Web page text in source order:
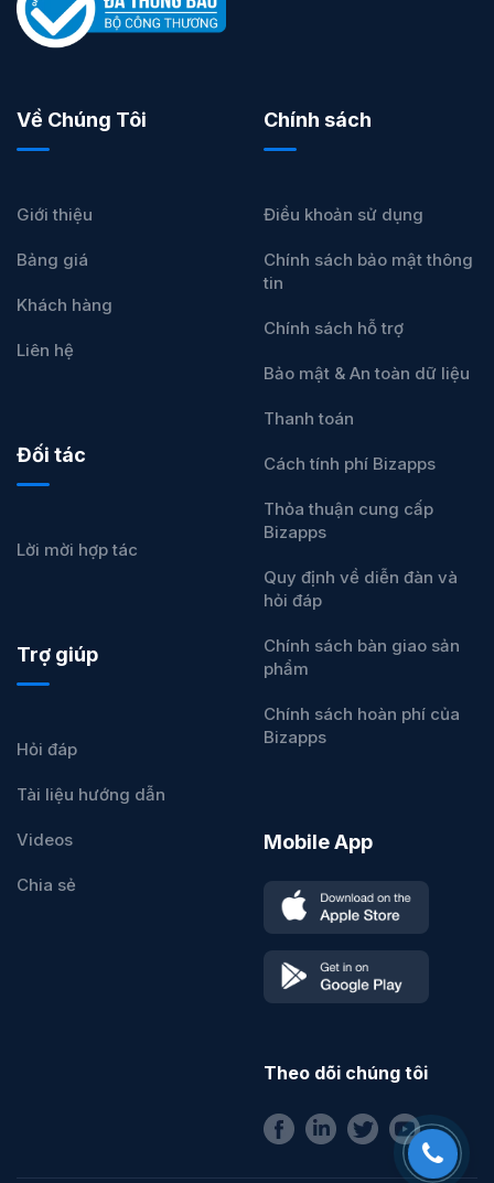
Về Chúng Tôi
Giới thiệu
Bảng giá
Khách hàng
Liên hệ
Đối tác
Lời mời hợp tác
Trợ giúp
Hỏi đáp
Tài liệu hướng dẫn
Videos
Chia sẻ
Chính sách
Điều khoản sử dụng
Chính sách bảo mật thông
tin
Chính sách hỗ trợ
Bảo mật & An toàn dữ liệu
Thanh toán
Cách tính phí Bizapps
Thỏa thuận cung cấp
Bizapps
Quy định về diễn đàn và
hỏi đáp
Chính sách bàn giao sản
phẩm
Chính sách hoàn phí của
Bizapps
Mobile App
Theo dõi chúng tôi